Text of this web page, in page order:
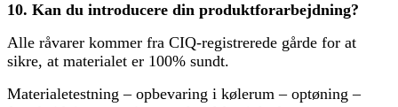
10. Kan du introducere din produktforarbejdning?
Alle råvarer kommer fra CIQ-registrerede gårde for at
sikre, at materialet er 100% sundt.
Materialetestning – opbevaring i kølerum – optøning –